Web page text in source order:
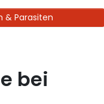
& Parasiten
bei